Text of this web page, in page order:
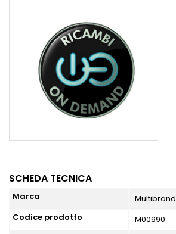
SCHEDA TECNICA
Marca
Multibrand
Codice prodotto
M00990